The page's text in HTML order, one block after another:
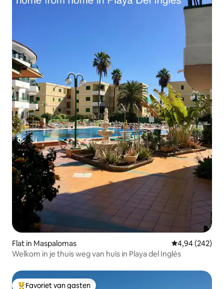
Flat in Maspalomas Gemiddelde
4,94 (242)
Welkom in je thuis weg van huis in Playa del Inglés
Favoriet van gasten